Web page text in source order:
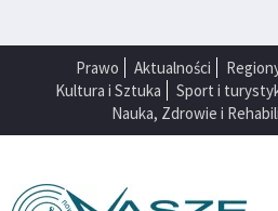
Prawo Aktualności
Kultura i Sztuka
Sport i
Nauka, Zdrowie i